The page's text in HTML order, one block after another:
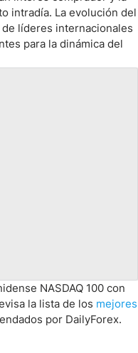
intradía. La evolución del
líderes internacionales
para la dinámica del
NASDAQ 100 con
la lista de los mejores
por DailyForex.